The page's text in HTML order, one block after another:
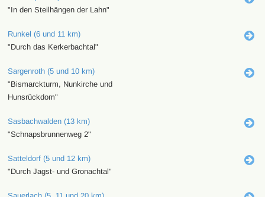
"In den Steilhängen der Lahn"
Runkel (6 und 11 km)
"Durch das Kerkerbachtal"
Sargenroth (5 und 10 km)
"Bismarckturm, Nunkirche und
Hunsrückdom"
Sasbachwalden (13 km)
"Schnapsbrunnenweg 2"
Satteldorf (5 und 12 km)
"Durch Jagst- und Gronachtal"